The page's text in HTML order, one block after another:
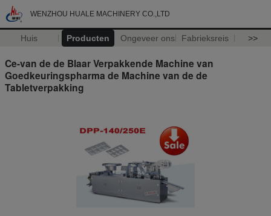
WENZHOU HUALE MACHINERY CO.,LTD
Huis Producten Ongeveer ons Fabrieksreis >>
Ce-van de de Blaar Verpakkende Machine van
Goedkeuringspharma de Machine van de de
Tabletverpakking